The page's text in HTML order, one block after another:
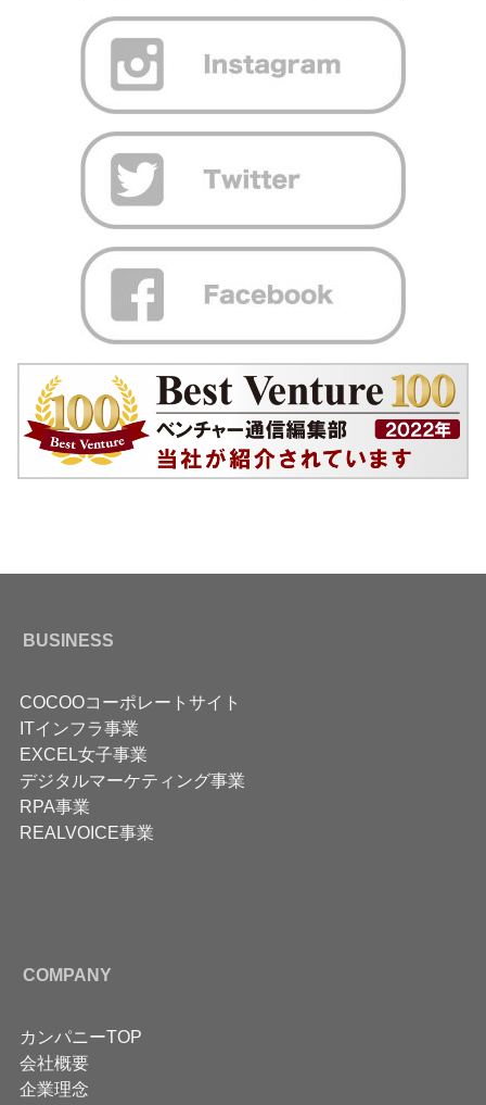
BUSINESS
COCOOコーポレートサイト
ITインフラ事業
EXCEL女子事業
デジタルマーケティング事業
RPA事業
REALVOICE事業
COMPANY
カンパニーTOP
会社概要
企業理念